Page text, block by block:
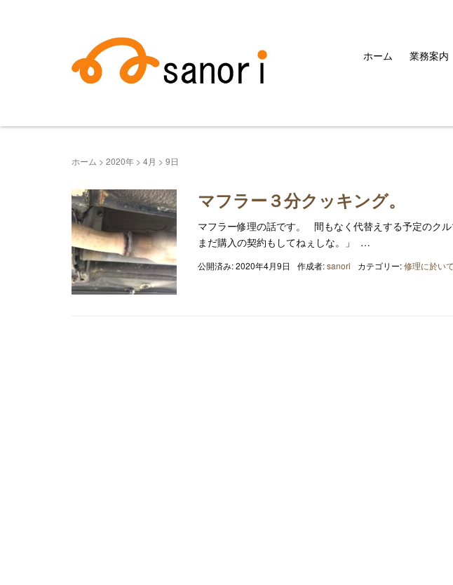
ホーム
業務案内
ホーム > 2020年 > 4月 > 9日
マフラー３分クッキング。
マフラー修理の話です。 間もなく代替えする予定のクル
まだ購入の契約もしてねぇしな。」 …
公開済み: 2020年4月9日 作成者:sanori カテゴリー:修理に於いて